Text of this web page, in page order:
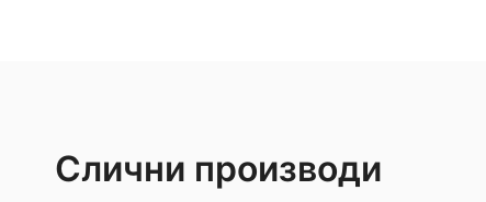
Слични производи